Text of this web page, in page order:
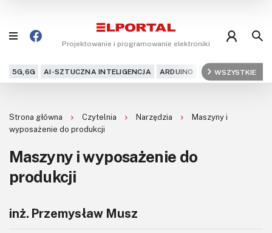
Projektowanie i programowanie elektroniki
5G,6G AI-SZTUCZNA INTELIGENCJA ARDUINO ARM AUDIO
WSZYSTKIE
Projekty
Kursy
DIY+
Czytelnia
Strona główna Czytelnia Narzędzia
Maszyny i
wyposażenie do produkcji
Maszyny i wyposażenie do
produkcji
inż. Przemysław Musz